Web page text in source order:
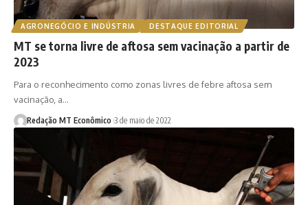
AGRONEGÓCIO E INDÚSTRIA DESTAQUE EDITORIAL
MT se torna livre de aftosa sem vacinação a partir de
2023
Para o reconhecimento como zonas livres de febre aftosa sem
vacinação, a…
Redação MT Econômico 3 de maio de 2022